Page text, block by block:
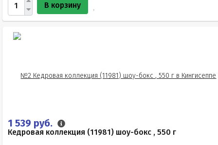
В корзину
1 539 руб.
Кедровая коллекция (11981) шоу-бокс , 550 г